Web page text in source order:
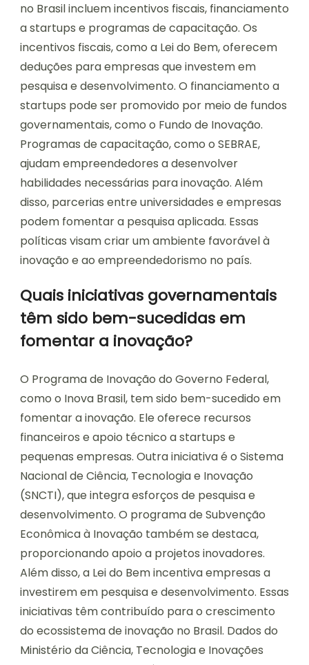
no Brasil incluem incentivos fiscais, financiamento
a startups e programas de capacitação. Os
incentivos fiscais, como a Lei do Bem, oferecem
deduções para empresas que investem em
pesquisa e desenvolvimento. O financiamento a
startups pode ser promovido por meio de fundos
governamentais, como o Fundo de Inovação.
Programas de capacitação, como o SEBRAE,
ajudam empreendedores a desenvolver
habilidades necessárias para inovação. Além
disso, parcerias entre universidades e empresas
podem fomentar a pesquisa aplicada. Essas
políticas visam criar um ambiente favorável à
inovação e ao empreendedorismo no país.
Quais iniciativas governamentais
têm sido bem-sucedidas em
fomentar a inovação?
O Programa de Inovação do Governo Federal,
como o Inova Brasil, tem sido bem-sucedido em
fomentar a inovação. Ele oferece recursos
financeiros e apoio técnico a startups e
pequenas empresas. Outra iniciativa é o Sistema
Nacional de Ciência, Tecnologia e Inovação
(SNCTI), que integra esforços de pesquisa e
desenvolvimento. O programa de Subvenção
Econômica à Inovação também se destaca,
proporcionando apoio a projetos inovadores.
Além disso, a Lei do Bem incentiva empresas a
investirem em pesquisa e desenvolvimento. Essas
iniciativas têm contribuído para o crescimento
do ecossistema de inovação no Brasil. Dados do
Ministério da Ciência, Tecnologia e Inovações